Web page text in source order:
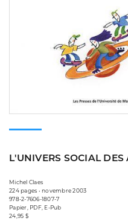
L'UNIVERS SOCIAL DES
Michel Claes
224 pages • novembre 2003
978-2-7606-1807-7
Papier, PDF, E-Pub
24,95 $